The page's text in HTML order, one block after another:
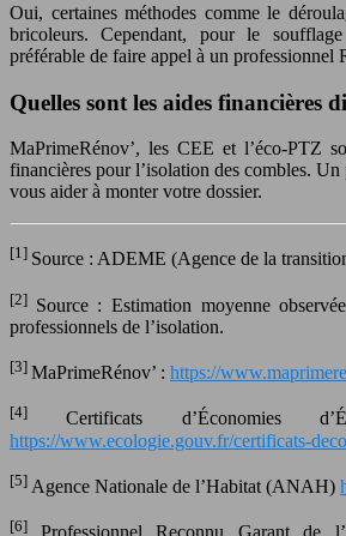
Oui, certaines méthodes comme le
bricoleurs. Cependant, pour le
préférable de faire appel à un professionnel
Quelles sont les aides financières
MaPrimeRénov’, les CEE et l’éco-PTZ
financières pour l’isolation des combles.
vous aider à monter votre dossier.
[1] Source : ADEME (Agence de la
[2] Source : Estimation moyenne
professionnels de l’isolation.
[3] MaPrimeRénov’ : https://
[4] Certificats d’Économies
https://www.ecologie.gouv.fr/certificats-
[5] Agence Nationale de l’Habitat (ANAH)
[6]